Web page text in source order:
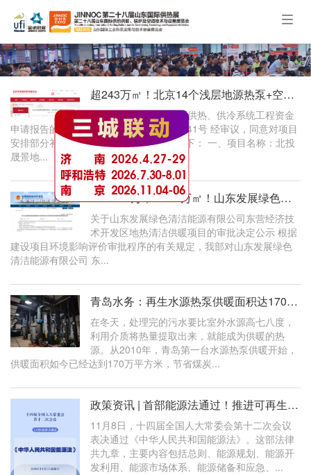
超243万㎡！北京14个浅层地源热泵+空气源热泵项目获批资金支持
关于北投晟景地源热泵供热、供冷系统工程资金
申请报告的批复 京发改（审）〔2024〕741号 经审议，同意对项目
安排部分补助资金，现就有关事项批复如下： 一、项目名称：北投
晟景地...
58762.9万，503.7万㎡！山东发展绿色清洁能源有限公司东营经济技术开发区地热清
关于山东发展绿色清洁能源有限公司东营经济技
术开发区地热清洁供暖项目的审批决定公示 根据
建设项目环境影响评价审批程序的有关规定，我部对山东发展绿色
清洁能源有限公司 东...
青岛水务：再生水源热泵供暖面积达170万平方米！明年将并入热网
在冬天，处理完的污水要比室外水源高七八度，
利用介质将热量提取出来，就能成为供暖的热
源。从2010年，青岛第一台水源热泵供暖开始，
供暖面积如今已经达到170万平方米，节省煤炭...
政策资讯 | 首部能源法通过！推进可再生能源电力消纳、鼓励发展综合能源服务
11月8日，十四届全国人大常委会第十二次会议
表决通过《中华人民共和国能源法》。这部法律
共九章，主要内容包括总则、能源规划、能源开
发利用、能源市场体系、能源储备和应急、...